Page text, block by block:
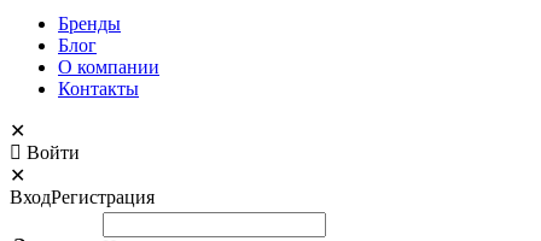
Бренды
Блог
О компании
Контакты
✕
Войти
✕
ВходРегистрация